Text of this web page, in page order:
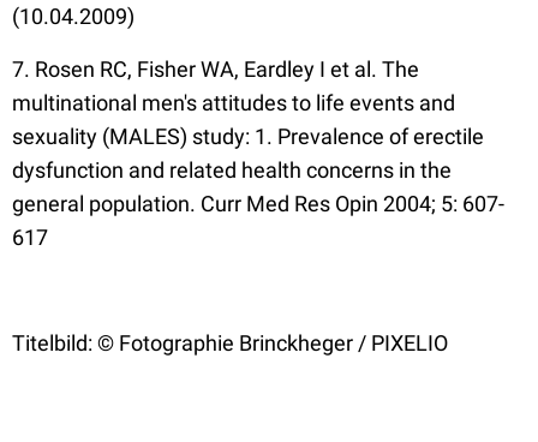
(10.04.2009)
7. Rosen RC, Fisher WA, Eardley I et al. The
multinational men's attitudes to life events and
sexuality (MALES) study: 1. Prevalence of erectile
dysfunction and related health concerns in the
general population. Curr Med Res Opin 2004; 5: 607-
617
Titelbild: © Fotographie Brinckheger / PIXELIO